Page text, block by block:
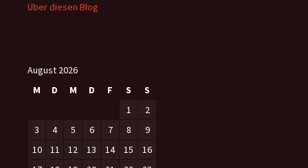
Über diesen Blog
August 2026
M
D M D F S
S
1
2
3
4 5 6 7 8
9
10
11 12 13 14 15
16